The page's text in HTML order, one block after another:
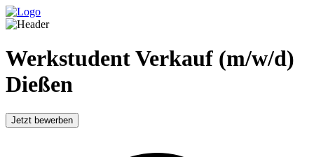
Werkstudent Verkauf (m/w/d)
Dießen
Jetzt bewerben